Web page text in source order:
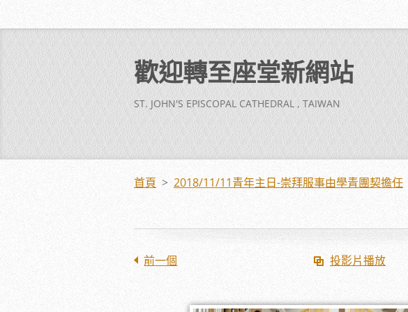
歡迎轉至座堂新網站
ST. JOHN'S EPISCOPAL CATHEDRAL , TAIWAN
首頁 > 2018/11/11青年主日-崇拜服事由學青團契擔任
前一個 投影片播放